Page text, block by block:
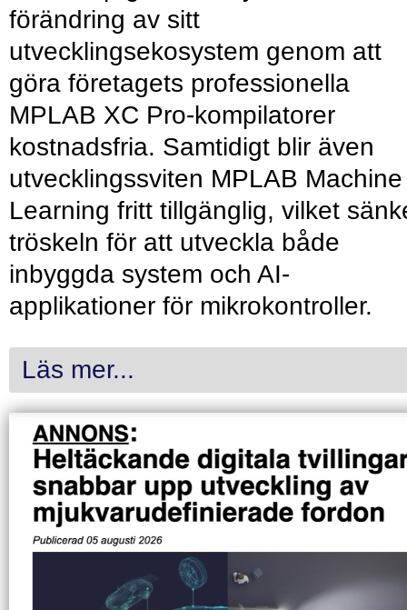
förändring av sitt
utvecklingsekosystem genom att
göra företagets professionella
MPLAB XC Pro-kompilatorer
kostnadsfria. Samtidigt blir även
utvecklingssviten MPLAB Machine
Learning fritt tillgänglig, vilket
tröskeln för att utveckla både
inbyggda system och AI-
applikationer för mikrokontroller.
Läs mer...